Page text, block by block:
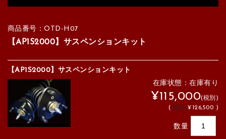
商品番号：OTD-H07
【AP1S2000】サスペンションキット
【AP1S2000】サスペンションキット
在庫状態：在庫有り
¥115,000(税別)
(税込 ¥126,500 )
数量